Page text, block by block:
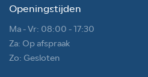
Openingstijden
Ma - Vr: 08:00 - 17:30
Za: Op afspraak
Zo: Gesloten